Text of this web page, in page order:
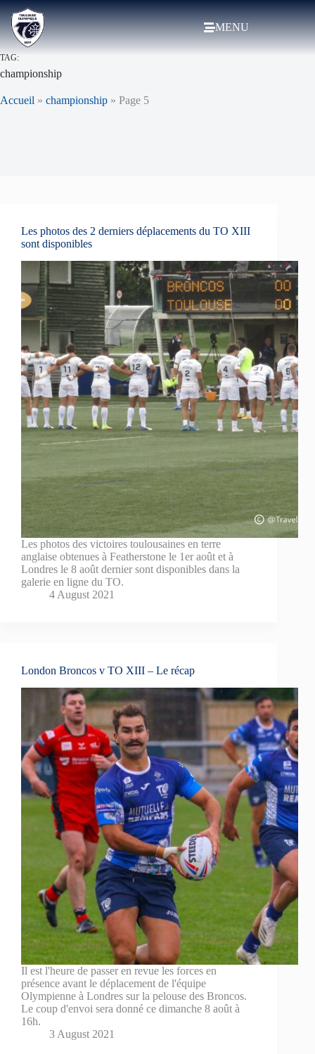
MENU
TAG:
championship
Accueil » championship » Page 5
Les photos des 2 derniers déplacements du TO XIII
sont disponibles
Les photos des victoires toulousaines en terre
anglaise obtenues à Featherstone le 1er août et à
Londres le 8 août dernier sont disponibles dans la
galerie en ligne du TO.
4 August 2021
London Broncos v TO XIII – Le récap
Il est l'heure de passer en revue les forces en
présence avant le déplacement de l'équipe
Olympienne à Londres sur la pelouse des Broncos.
Le coup d'envoi sera donné ce dimanche 8 août à
16h.
3 August 2021